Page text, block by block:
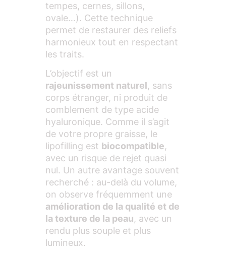
tempes, cernes, sillons,
ovale…). Cette technique
permet de restaurer des reliefs
harmonieux tout en respectant
les traits.
L’objectif est un
rajeunissement naturel, sans
corps étranger, ni produit de
comblement de type acide
hyaluronique. Comme il s’agit
de votre propre graisse, le
lipofilling est biocompatible,
avec un risque de rejet quasi
nul. Un autre avantage souvent
recherché : au-delà du volume,
on observe fréquemment une
amélioration de la qualité et de
la texture de la peau, avec un
rendu plus souple et plus
lumineux.